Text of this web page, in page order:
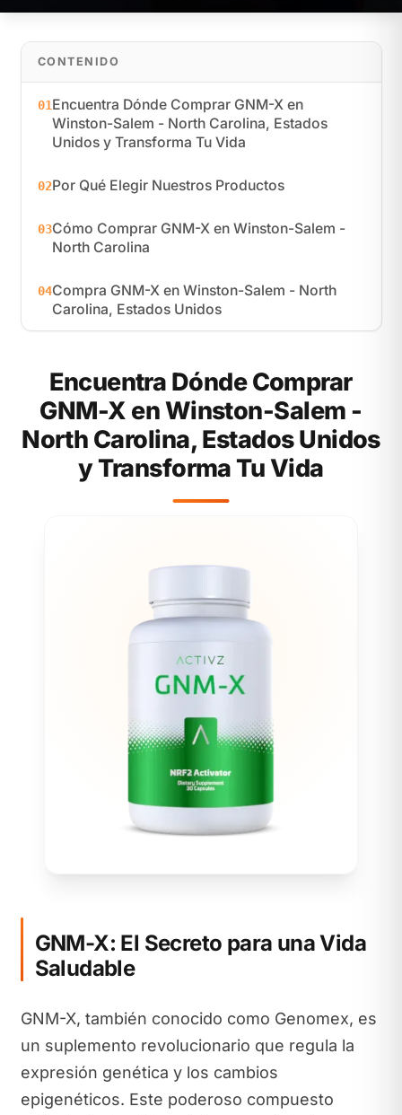
CONTENIDO
01Encuentra Dónde Comprar GNM-X en
Winston-Salem - North Carolina, Estados
Unidos y Transforma Tu Vida
02Por Qué Elegir Nuestros Productos
03Cómo Comprar GNM-X en Winston-Salem -
North Carolina
04Compra GNM-X en Winston-Salem - North
Carolina, Estados Unidos
Encuentra Dónde Comprar
GNM-X en Winston-Salem -
North Carolina, Estados Unidos
y Transforma Tu Vida
GNM-X: El Secreto para una Vida
Saludable
GNM-X, también conocido como Genomex, es
un suplemento revolucionario que regula la
expresión genética y los cambios
epigenéticos. Este poderoso compuesto